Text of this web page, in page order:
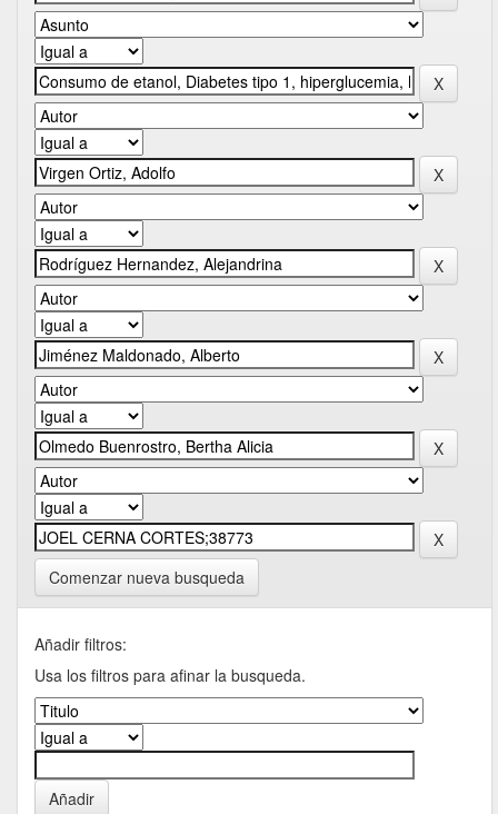
Comenzar nueva busqueda
Añadir filtros:
Usa los filtros para afinar la busqueda.